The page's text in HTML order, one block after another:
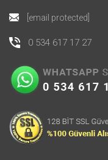
[email protected]
0 534 617 17 27